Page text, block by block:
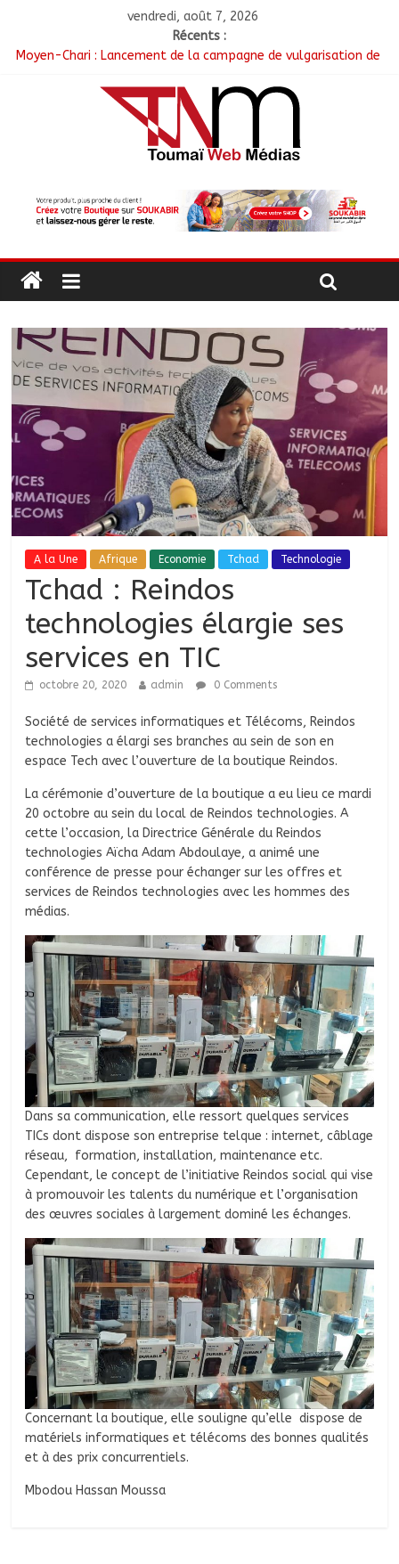
vendredi, août 7, 2026
Récents :
Moyen-Chari : Lancement de la campagne de vulgarisation de
Barh-Koh : Le MPS installe ses nouvelles instances locales à
Borkou : Recrudescence des braquages sur l’axe Faya-Kalaït
N’Djamena : Le maire intensifie le suivi des chantiers
Moyen-Chari : Les nouveaux bacheliers orientés vers leur
avenir
A la Une Afrique Economie Tchad Technologie
Tchad : Reindos
technologies élargie ses
services en TIC
octobre 20, 2020 admin 0 Comments
Société de services informatiques et Télécoms, Reindos
technologies a élargi ses branches au sein de son en
espace Tech avec l’ouverture de la boutique Reindos.
La cérémonie d’ouverture de la boutique a eu lieu ce mardi
20 octobre au sein du local de Reindos technologies. A
cette l’occasion, la Directrice Générale du Reindos
technologies Aïcha Adam Abdoulaye, a animé une
conférence de presse pour échanger sur les offres et
services de Reindos technologies avec les hommes des
médias.
Dans sa communication, elle ressort quelques services
TICs dont dispose son entreprise telque : internet, câblage
réseau, formation, installation, maintenance etc.
Cependant, le concept de l’initiative Reindos social qui vise
à promouvoir les talents du numérique et l’organisation
des œuvres sociales à largement dominé les échanges.
Concernant la boutique, elle souligne qu’elle dispose de
matériels informatiques et télécoms des bonnes qualités
et à des prix concurrentiels.
Mbodou Hassan Moussa